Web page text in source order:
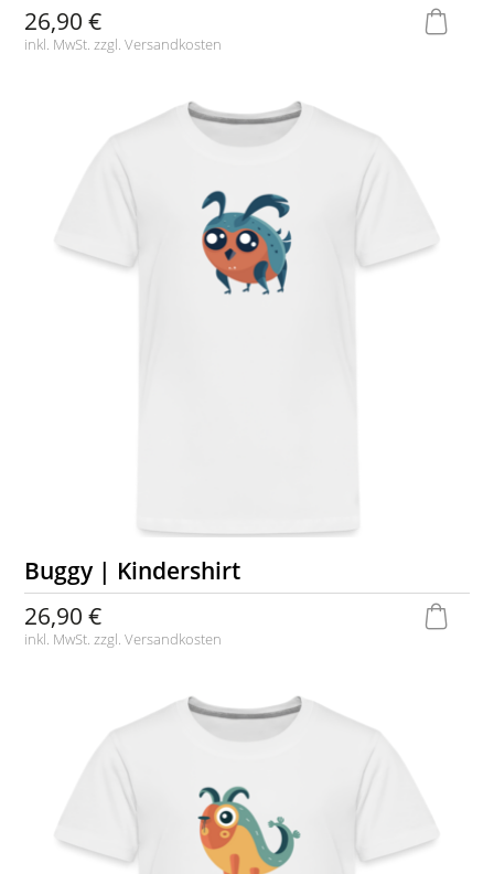
26,90 €
inkl. MwSt. zzgl.Versandkosten
Buggy | Kindershirt
26,90 €
inkl. MwSt. zzgl.Versandkosten